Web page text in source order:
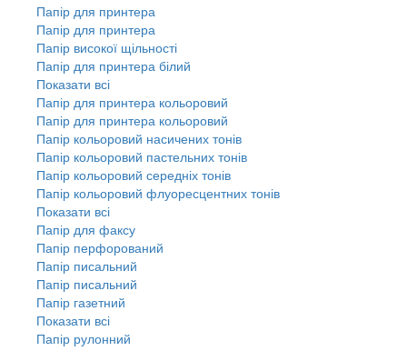
Папір для принтера
Папір для принтера
Папір високої щільності
Папір для принтера білий
Показати всі
Папір для принтера кольоровий
Папір для принтера кольоровий
Папір кольоровий насичених тонів
Папір кольоровий пастельних тонів
Папір кольоровий середніх тонів
Папір кольоровий флуоресцентних тонів
Показати всі
Папір для факсу
Папір перфорований
Папір писальний
Папір писальний
Папір газетний
Показати всі
Папір рулонний